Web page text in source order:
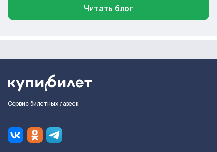
Читать блог
Сервис билетных лазеек